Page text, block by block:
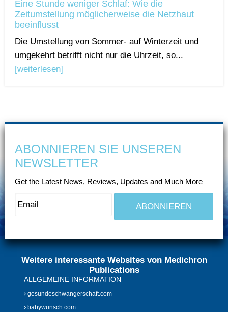
Eine Stunde weniger Schlaf: Wie die
Zeitumstellung möglicherweise die Netzhaut
beeinflusst
Die Umstellung von Sommer- auf Winterzeit und
umgekehrt betrifft nicht nur die Uhrzeit, so...
[weiterlesen]
ABONNIEREN SIE UNSEREN
NEWSLETTER
Get the Latest News, Reviews, Updates and Much More
Weitere interessante Websites von Medichron
Publications
ALLGEMEINE INFORMATION
gesundeschwangerschaft.com
babywunsch.com